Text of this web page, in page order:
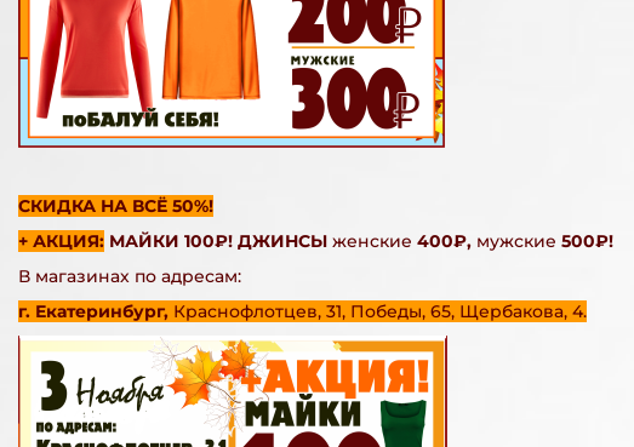
СКИДКА НА ВСЁ 50%!
+ АКЦИЯ: МАЙКИ 100₽! ДЖИНСЫ женские 400₽, мужские 500₽!
В магазинах по адресам:
г. Екатеринбург, Краснофлотцев, 31, Победы, 65, Щербакова, 4.